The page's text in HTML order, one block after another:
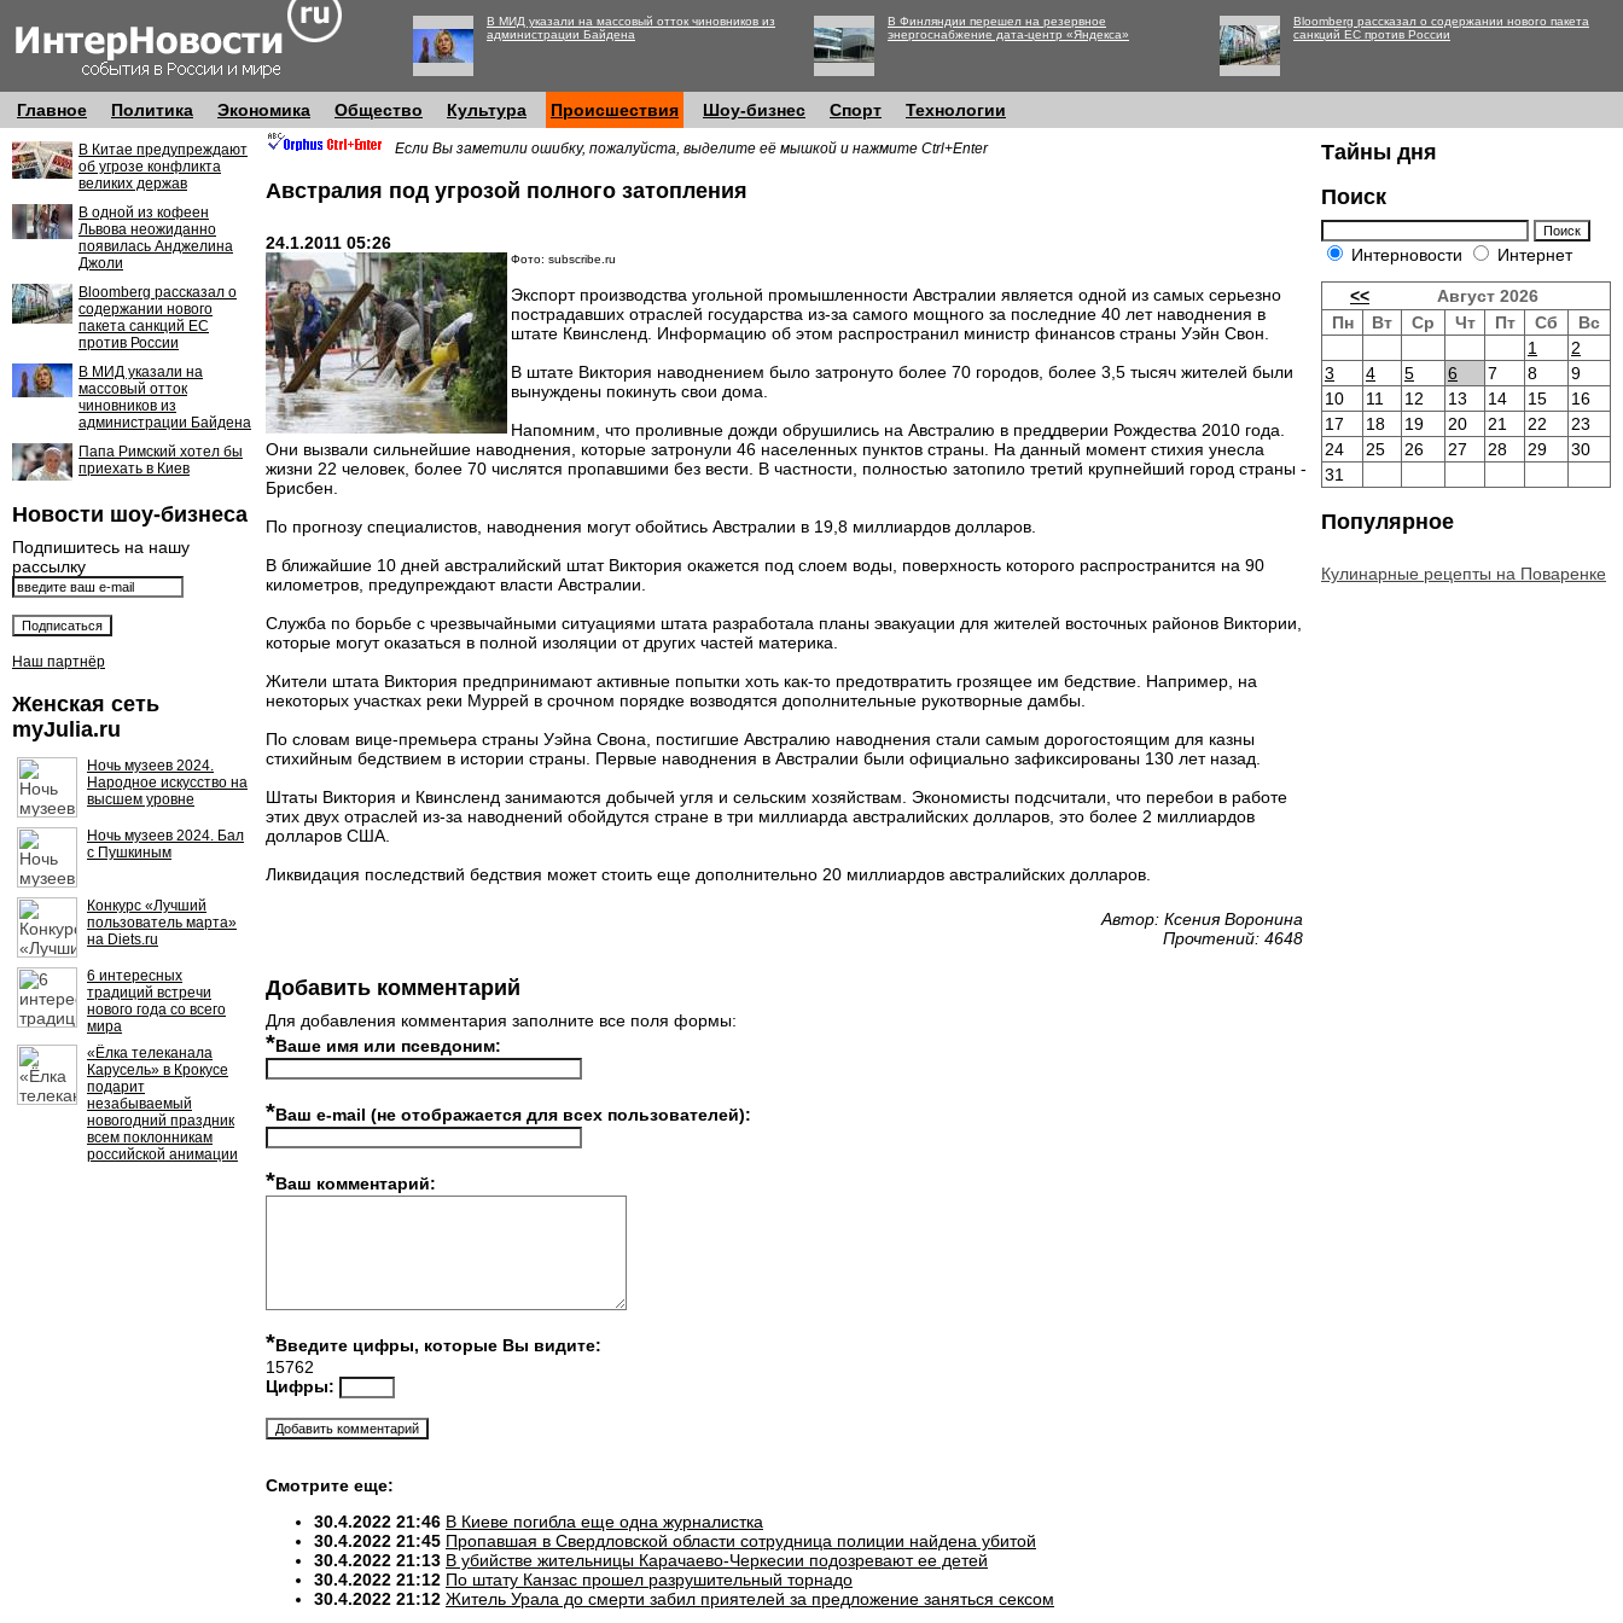
В МИД указали на массовый отток чиновников из
администрации Байдена
В Финляндии перешел на резервное
энергоснабжение дата-центр «Яндекса»
Bloomberg рассказал о содержании нового пакета
санкций ЕС против России
Главное Политика Экономика Общество Культура Происшествия Шоу-бизнес Спорт Технологии
В Китае предупреждают
об угрозе конфликта
великих держав
В одной из кофеен
Львова неожиданно
появилась Анджелина
Джоли
Bloomberg рассказал о
содержании нового
пакета санкций ЕС
против России
В МИД указали на
массовый отток
чиновников из
администрации Байдена
Папа Римский хотел бы
приехать в Киев
Новости шоу-бизнеса
Подпишитесь на нашу
рассылку
Наш партнёр
Женская сеть
myJulia.ru
Ночь музеев 2024.
Народное искусство на
высшем уровне
Ночь музеев 2024. Бал
с Пушкиным
Конкурс «Лучший
пользователь марта»
на Diets.ru
6 интересных
традиций встречи
нового года со всего
мира
«Ёлка телеканала
Карусель» в Крокусе
подарит
незабываемый
новогодний праздник
всем поклонникам
российской анимации
Если Вы заметили ошибку, пожалуйста, выделите её мышкой и нажмите Ctrl+Enter
Австралия под угрозой полного затопления
24.1.2011 05:26
Фото: subscribe.ru
Экспорт производства угольной промышленности Австралии является одной из самых серьезно
пострадавших отраслей государства из-за самого мощного за последние 40 лет наводнения в
штате Квинсленд. Информацию об этом распространил министр финансов страны Уэйн Свон.
В штате Виктория наводнением было затронуто более 70 городов, более 3,5 тысяч жителей были
вынуждены покинуть свои дома.
Напомним, что проливные дожди обрушились на Австралию в преддверии Рождества 2010 года.
Они вызвали сильнейшие наводнения, которые затронули 46 населенных пунктов страны. На данный момент стихия унесла
жизни 22 человек, более 70 числятся пропавшими без вести. В частности, полностью затопило третий крупнейший город страны -
Брисбен.
По прогнозу специалистов, наводнения могут обойтись Австралии в 19,8 миллиардов долларов.
В ближайшие 10 дней австралийский штат Виктория окажется под слоем воды, поверхность которого распространится на 90
километров, предупреждают власти Австралии.
Служба по борьбе с чрезвычайными ситуациями штата разработала планы эвакуации для жителей восточных районов Виктории,
которые могут оказаться в полной изоляции от других частей материка.
Жители штата Виктория предпринимают активные попытки хоть как-то предотвратить грозящее им бедствие. Например, на
некоторых участках реки Муррей в срочном порядке возводятся дополнительные рукотворные дамбы.
По словам вице-премьера страны Уэйна Свона, постигшие Австралию наводнения стали самым дорогостоящим для казны
стихийным бедствием в истории страны. Первые наводнения в Австралии были официально зафиксированы 130 лет назад.
Штаты Виктория и Квинсленд занимаются добычей угля и сельским хозяйствам. Экономисты подсчитали, что перебои в работе
этих двух отраслей из-за наводнений обойдутся стране в три миллиарда австралийских долларов, это более 2 миллиардов
долларов США.
Ликвидация последствий бедствия может стоить еще дополнительно 20 миллиардов австралийских долларов.
Автор: Ксения Воронина
Прочтений: 4648
Добавить комментарий
Для добавления комментария заполните все поля формы:
*Ваше имя или псевдоним:
*Ваш e-mail (не отображается для всех пользователей):
*Ваш комментарий:
*Введите цифры, которые Вы видите:
15762
Цифры:
Смотрите еще:
30.4.2022 21:46 В Киеве погибла еще одна журналистка
30.4.2022 21:45 Пропавшая в Свердловской области сотрудница полиции найдена убитой
30.4.2022 21:13 В убийстве жительницы Карачаево-Черкесии подозревают ее детей
30.4.2022 21:12 По штату Канзас прошел разрушительный торнадо
30.4.2022 21:12 Житель Урала до смерти забил приятелей за предложение заняться сексом
Тайны дня
Поиск
Интерновости Интернет
<<
Август 2026
Пн
Вт Ср Чт Пт Сб
Вс
1
2
3
4 5 6 7 8
9
10
11 12 13 14 15
16
17
18 19 20 21 22
23
24
25 26 27 28 29
30
31
Популярное
Кулинарные рецепты на Поваренке